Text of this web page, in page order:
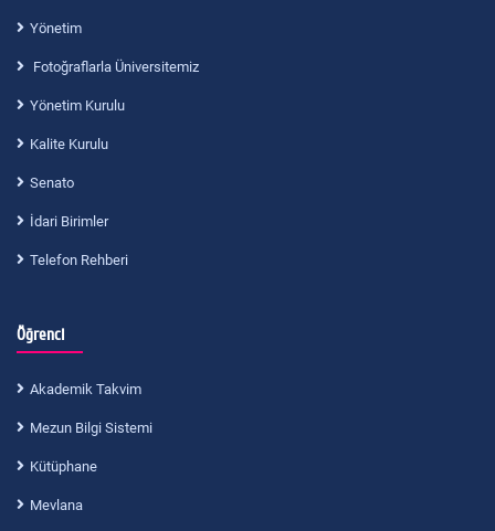
Yönetim
Fotoğraflarla Üniversitemiz
Yönetim Kurulu
Kalite Kurulu
Senato
İdari Birimler
Telefon Rehberi
Öğrenci
Akademik Takvim
Mezun Bilgi Sistemi
Kütüphane
Mevlana